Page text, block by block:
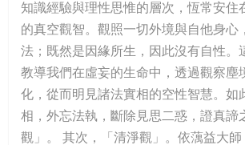
知識經驗與理性思惟的層次，恆常安住
的真空觀智。觀照一切外境與自他身心
法；既然是因緣所生，因此沒有自性。
教導我們在虛妄的生命中，透過觀察塵
化，從而明見諸法實相的空性智慧。如
相，外忘法執，斷除見思二惑，證真諦
觀」。 其次，「清淨觀」。依蕅益大